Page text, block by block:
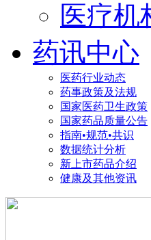
医疗机
药讯中心
医药行业动态
药事政策及法规
国家医药卫生政策
国家药品质量公告
指南•规范•共识
数据统计分析
新上市药品介绍
健康及其他资讯